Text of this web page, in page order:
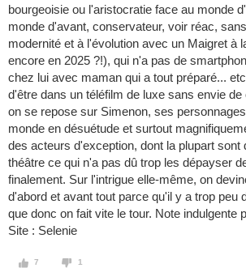
bourgeoisie ou l'aristocratie face au monde
monde d'avant, conservateur, voir réac,
modernité et à l'évolution avec un Maigret à
encore en 2025 ?!), qui n'a pas de
chez lui avec maman qui a tout préparé...
d'être dans un téléfilm de luxe sans envie
on se repose sur Simenon, ses
monde en désuétude et surtout
des acteurs d'exception, dont la plupart sont
théâtre ce qui n'a pas dû trop les dépayser
finalement. Sur l'intrigue elle-même, on
d'abord et avant tout parce qu'il y a trop peu
que donc on fait vite le tour. Note indulgente
Site : Selenie
7 1